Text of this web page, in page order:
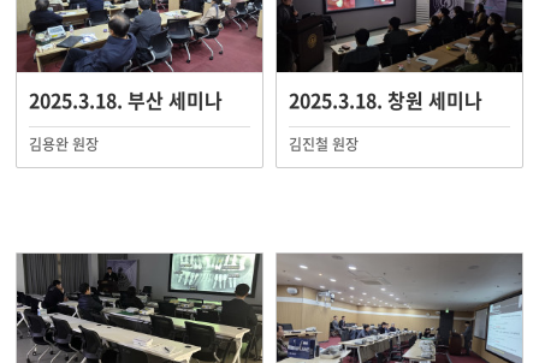
2025.3.18. 부산 세미나
김용완 원장
2025.3.18. 창원 세미나
김진철 원장